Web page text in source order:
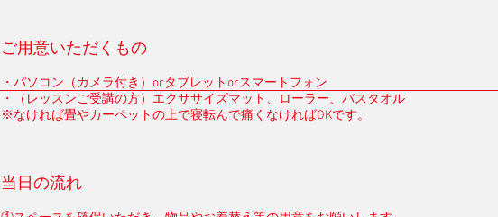
ご用意いただくもの
・パソコン（カメラ付き）orタブレットorスマートフォン​​
・（レッスンご受講の方）エクササイズマット、ローラー、バスタオル
※なければ畳やカーペットの上で寝転んで痛くなければOKです。
当日の流れ